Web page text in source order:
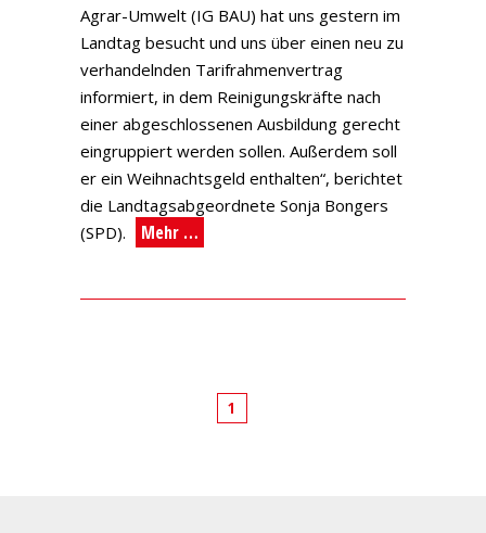
Agrar-Umwelt (IG BAU) hat uns gestern im
Landtag besucht und uns über einen neu zu
verhandelnden Tarifrahmenvertrag
informiert, in dem Reinigungskräfte nach
einer abgeschlossenen Ausbildung gerecht
eingruppiert werden sollen. Außerdem soll
er ein Weihnachtsgeld enthalten“, berichtet
die Landtagsabgeordnete Sonja Bongers
(SPD).
Mehr …
1